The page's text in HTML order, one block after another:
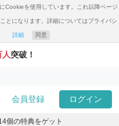
Cookieを使用しています。これ以降ページ
とになります。詳細についてはプライバシ
詳細 同意
人突破！
会員登録 ログイン
個の特典をゲット